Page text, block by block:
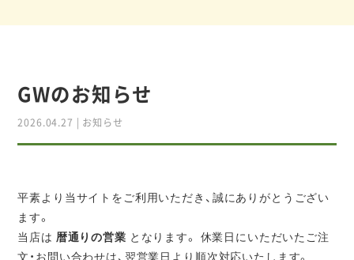
GWのお知らせ
2026.04.27 | お知らせ
平素より当サイトをご利用いただき、誠にありがとうござい
ます。
当店は 暦通りの営業 となります。 休業日にいただいたご注
文・お問い合わせは、翌営業日より順次対応いたします。